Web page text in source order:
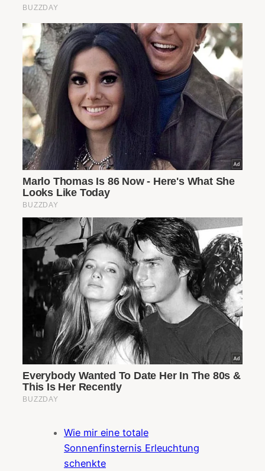
Wie mir eine totale
Sonnenfinsternis Erleuchtung
schenkte